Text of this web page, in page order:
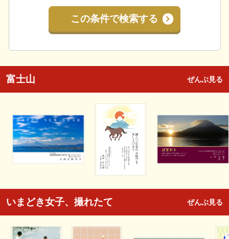
この条件で検索する
富士山 ぜんぶ見る
いまどき女子、撮れたて ぜんぶ見る